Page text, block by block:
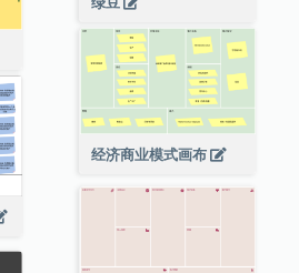
经济商业模式画布